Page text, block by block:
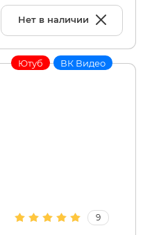
Нет в наличии
Ютуб ВК Видео
9